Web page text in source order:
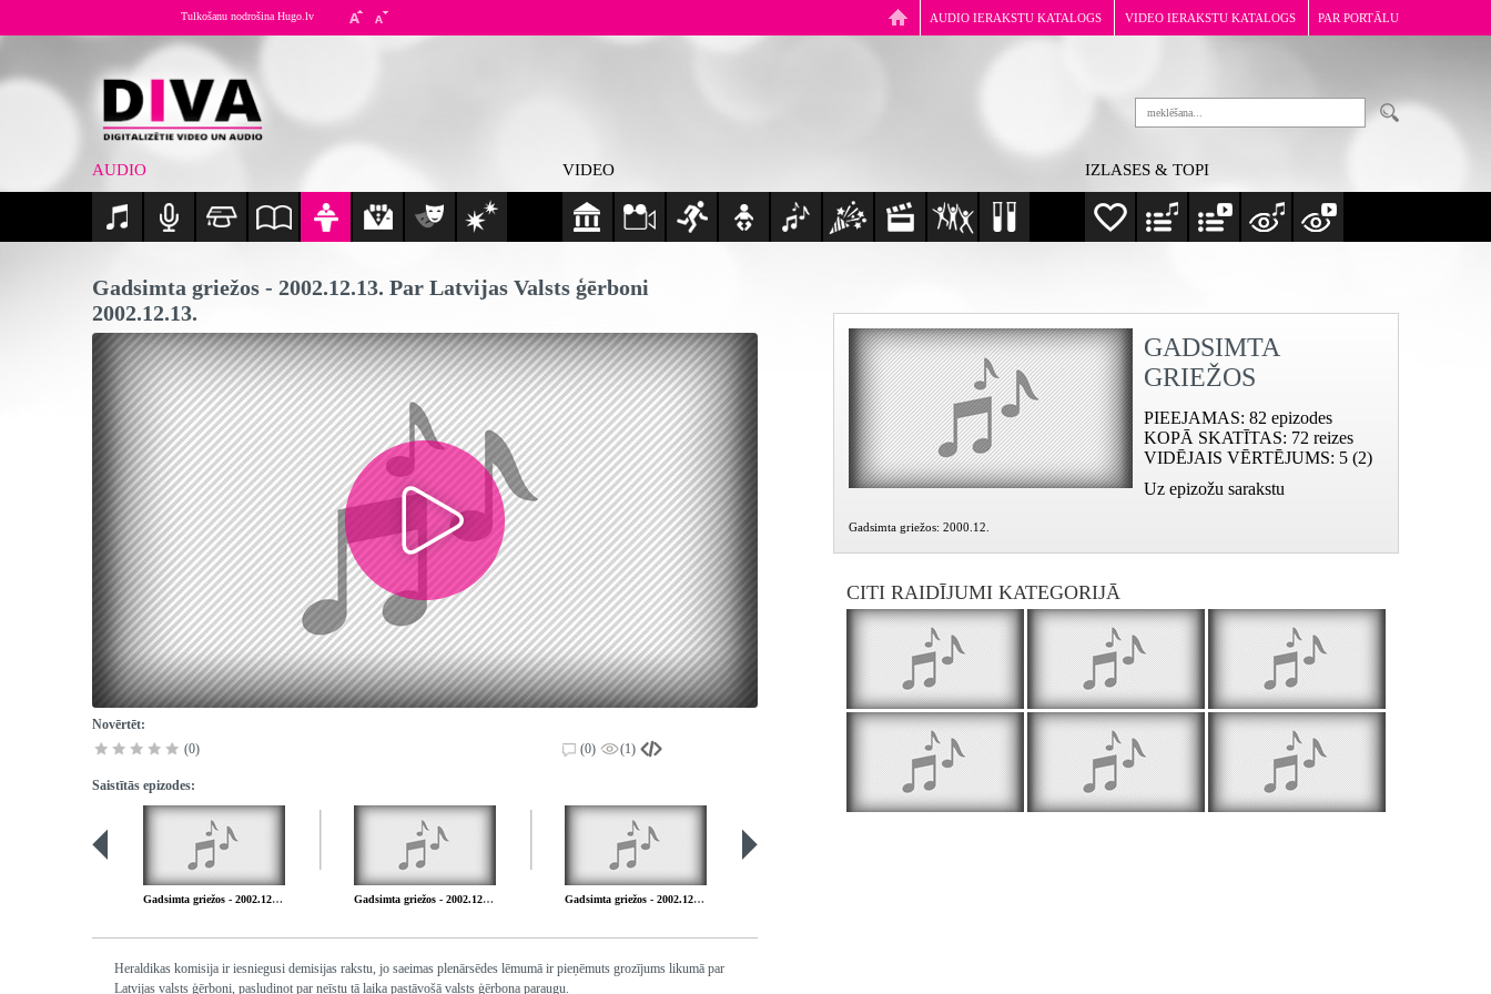
AUDIO IERAKSTU KATALOGS VIDEO IERAKSTU KATALOGS PAR PORTĀLU
Tulkošanu nodrošina Hugo.lv
AUDIO VIDEO IZLASES & TOPI
Gadsimta griežos - 2002.12.13. Par Latvijas Valsts ģērboni
2002.12.13.
Novērtēt:
(0)
(0) (1)
Saistītās epizodes:
Gadsimta griežos - 2002.12.06. Nacionālo partizānu pretestības kustība 2002.12.06. Gadsimta griežos - 2002.12.20. Latvijas - Krievijas robežas izveide 2002.12.20. Gadsimta griežos - 2002.12.27. Vairāku 2002. gada sižetu apvienojums 2002.12.27.
Heraldikas komisija ir iesniegusi demisijas rakstu, jo saeimas plenārsēdes lēmumā ir pieņēmuts grozījums likumā par
Latvijas valsts ģērboni, pasludinot par neīstu tā laika pastāvošā valsts ģērboņa paraugu.
GADSIMTA
GRIEŽOS
PIEEJAMAS: 82 epizodes
KOPĀ SKATĪTAS: 72 reizes
VIDĒJAIS VĒRTĒJUMS: 5 (2)
Uz epizožu sarakstu
Gadsimta griežos: 2000.12.
CITI RAIDĪJUMI KATEGORIJĀ